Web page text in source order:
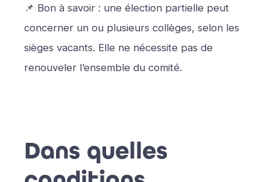
📌 Bon à savoir : une élection partielle peut
concerner un ou plusieurs collèges, selon les
sièges vacants. Elle ne nécessite pas de
renouveler l’ensemble du comité.
Dans quelles